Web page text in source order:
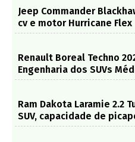
Jeep Commander
cv e motor Hurricane Flex
Renault Boreal Techno
Engenharia dos SUVs
Ram Dakota Laramie 2.2
SUV, capacidade de